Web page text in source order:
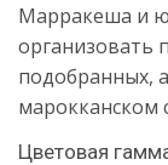
Марракеша и
организовать
подобранных,
марокканском
Цветовая